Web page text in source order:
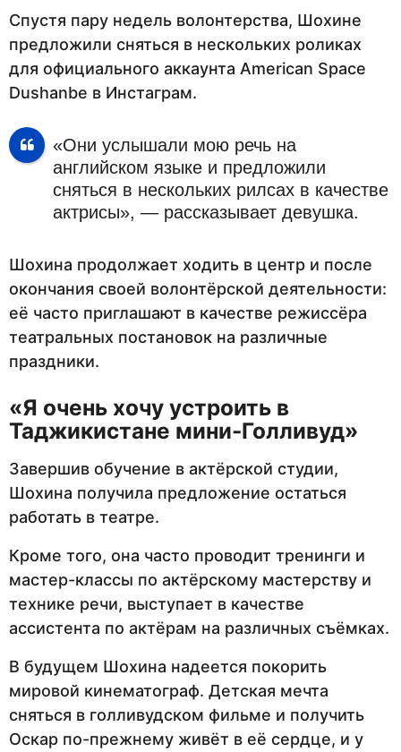
Спустя пару недель волонтерства, Шохине
предложили сняться в нескольких роликах
для официального аккаунта American Space
Dushanbe в Инстаграм.
«Они услышали мою речь на
английском языке и предложили
сняться в нескольких рилсах в качестве
актрисы», — рассказывает девушка.
Шохина продолжает ходить в центр и после
окончания своей волонтёрской деятельности:
её часто приглашают в качестве режиссёра
театральных постановок на различные
праздники.
«Я очень хочу устроить в
Таджикистане мини-Голливуд»
Завершив обучение в актёрской студии,
Шохина получила предложение остаться
работать в театре.
Кроме того, она часто проводит тренинги и
мастер-классы по актёрскому мастерству и
технике речи, выступает в качестве
ассистента по актёрам на различных съёмках.
В будущем Шохина надеется покорить
мировой кинематограф. Детская мечта
сняться в голливудском фильме и получить
Оскар по-прежнему живёт в её сердце, и у